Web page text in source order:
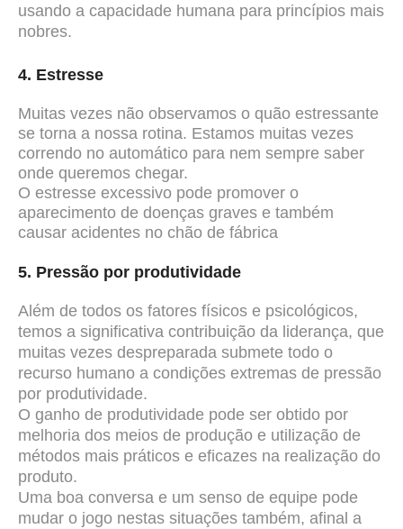
usando a capacidade humana para princípios mais
nobres.
4. Estresse
Muitas vezes não observamos o quão estressante
se torna a nossa rotina. Estamos muitas vezes
correndo no automático para nem sempre saber
onde queremos chegar.
O estresse excessivo pode promover o
aparecimento de doenças graves e também
causar acidentes no chão de fábrica
5. Pressão por produtividade
Além de todos os fatores físicos e psicológicos,
temos a significativa contribuição da liderança, que
muitas vezes despreparada submete todo o
recurso humano a condições extremas de pressão
por produtividade.
O ganho de produtividade pode ser obtido por
melhoria dos meios de produção e utilização de
métodos mais práticos e eficazes na realização do
produto.
Uma boa conversa e um senso de equipe pode
mudar o jogo nestas situações também, afinal a